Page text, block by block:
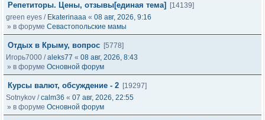
Репетиторы. Цены, отзывы[единая тема]
[14139]
green eyes / Ekaterinaaa « 08 авг, 2026, 9:16
» в форуме Севастопольские мамы
Отдых в Крыму, вопрос [5778]
Игорь7000 /aleks77 « 08 авг, 2026, 8:43
» в форуме Основной форум
Курсы валют, обсуждение - 2 [19297]
Sotnykov /calm36 « 07 авг, 2026, 22:55
» в форуме Основной форум